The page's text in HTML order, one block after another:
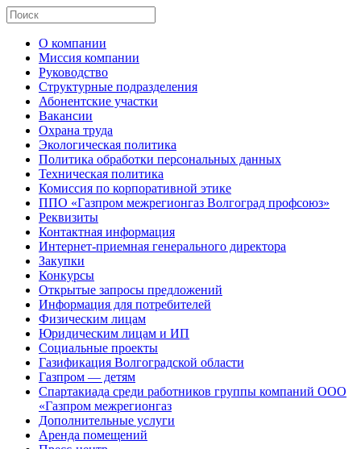
О компании
Миссия компании
Руководство
Структурные подразделения
Абонентские участки
Вакансии
Охрана труда
Экологическая политика
Политика обработки персональных данных
Техническая политика
Комиссия по корпоративной этике
ППО «Газпром межрегионгаз Волгоград профсоюз»
Реквизиты
Контактная информация
Интернет-приемная генерального директора
Закупки
Конкурсы
Открытые запросы предложений
Информация для потребителей
Физическим лицам
Юридическим лицам и ИП
Социальные проекты
Газификация Волгоградской области
Газпром — детям
Спартакиада среди работников группы компаний ООО
«Газпром межрегионгаз
Дополнительные услуги
Аренда помещений